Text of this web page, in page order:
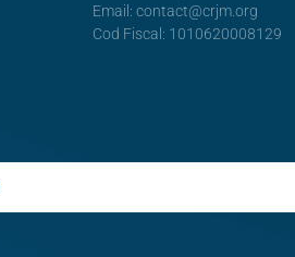
Email: contact@crjm.org
Cod Fiscal: 1010620008129